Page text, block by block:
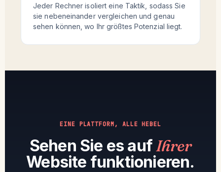
Jeder Rechner isoliert eine Taktik, sodass Sie
sie nebeneinander vergleichen und genau
sehen können, wo Ihr größtes Potenzial liegt.
EINE PLATTFORM, ALLE HEBEL
Sehen Sie es aufIhrer
Website funktionieren.